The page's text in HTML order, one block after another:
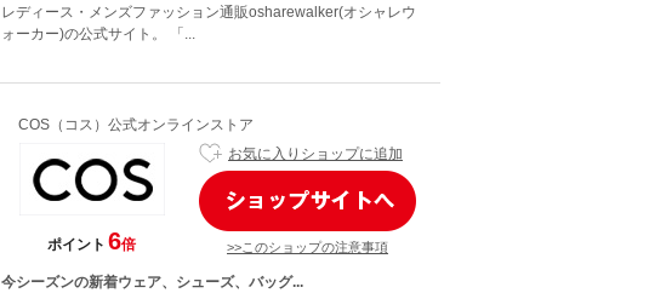
レディース・メンズファッション通販osharewalker(オシャレウ
ォーカー)の公式サイト。 「...
COS（コス）公式オンラインストア
ポイント 6倍
お気に入りショップに追加
>>このショップの注意事項
今シーズンの新着ウェア、シューズ、バッグ...